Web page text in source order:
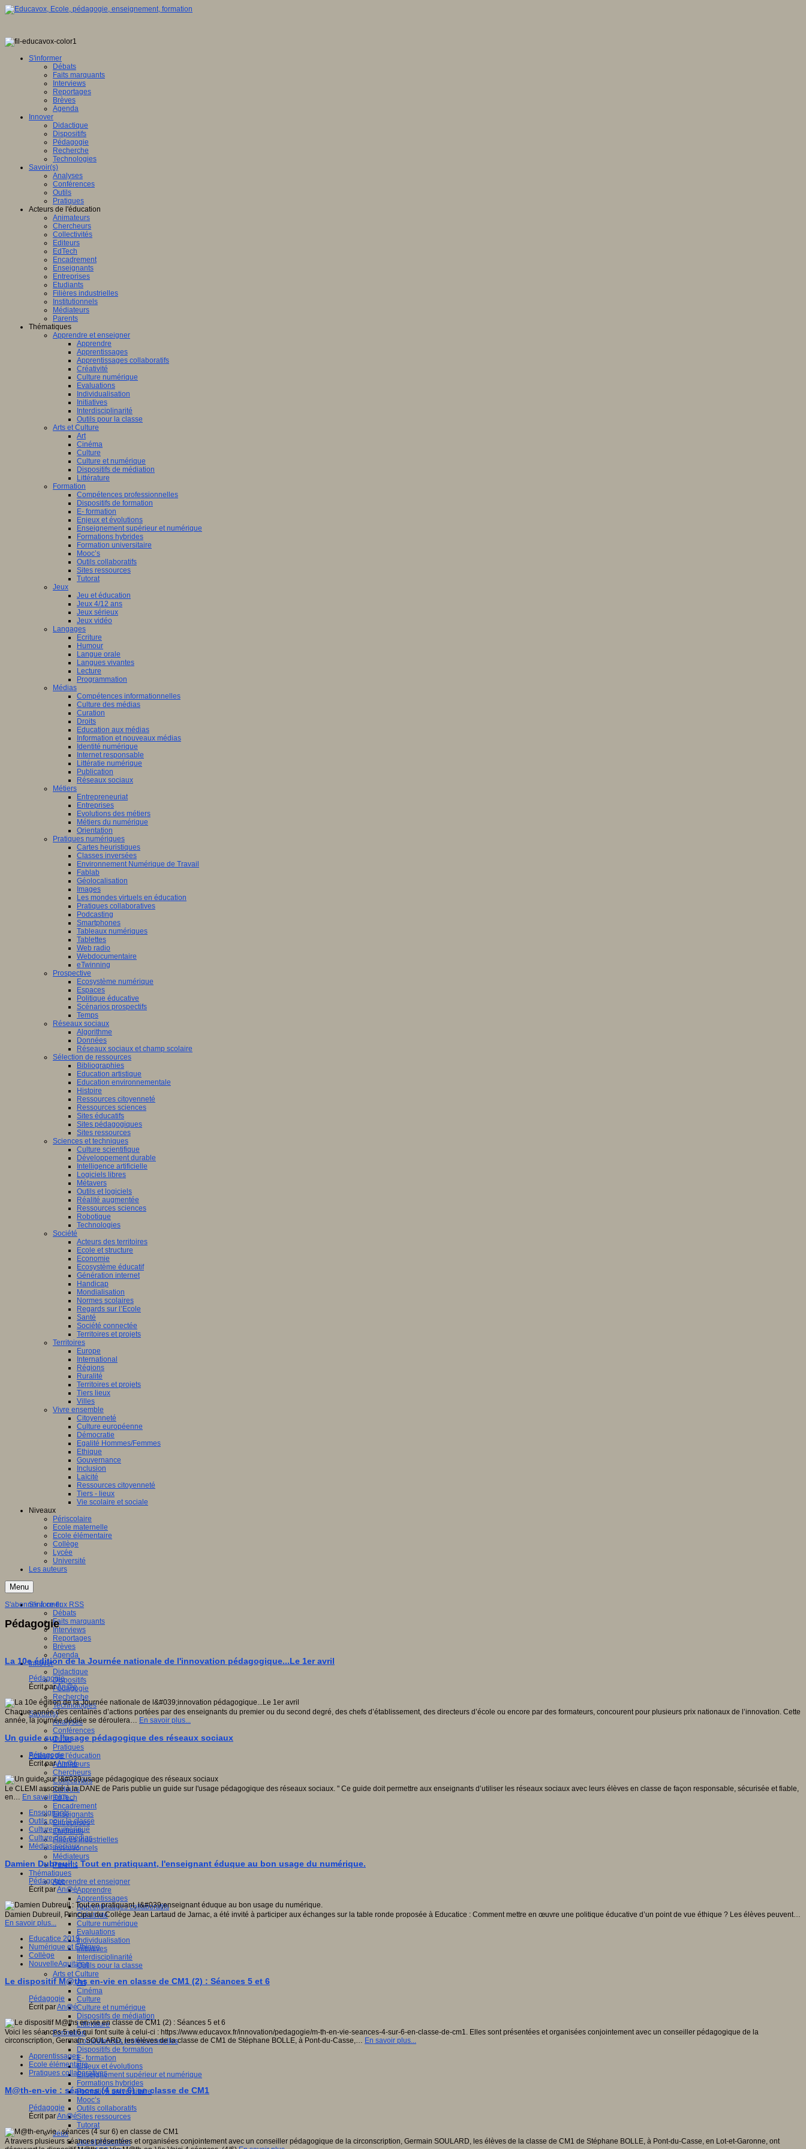
S'informer
Débats
Faits marquants
Interviews
Reportages
Brèves
Agenda
Innover
Didactique
Dispositifs
Pédagogie
Recherche
Technologies
Savoir(s)
Analyses
Conférences
Outils
Pratiques
Acteurs de l'éducation
Animateurs
Chercheurs
Collectivités
Editeurs
EdTech
Encadrement
Enseignants
Entreprises
Etudiants
Filières industrielles
Institutionnels
Médiateurs
Parents
Thématiques
Apprendre et enseigner
Apprendre
Apprentissages
Apprentissages collaboratifs
Créativité
Culture numérique
Evaluations
Individualisation
Initiatives
Interdisciplinarité
Outils pour la classe
Arts et Culture
Art
Cinéma
Culture
Culture et numérique
Dispositifs de médiation
Littérature
Formation
Compétences professionnelles
Dispositifs de formation
E- formation
Enjeux et évolutions
Enseignement supérieur et numérique
Formations hybrides
Formation universitaire
Mooc’s
Outils collaboratifs
Sites ressources
Tutorat
Jeux
Jeu et éducation
Jeux 4/12 ans
Jeux sérieux
Jeux vidéo
Langages
Ecriture
Humour
Langue orale
Langues vivantes
Lecture
Programmation
Médias
Compétences informationnelles
Culture des médias
Curation
Droits
Education aux médias
Information et nouveaux médias
Identité numérique
Internet responsable
Littératie numérique
Publication
Réseaux sociaux
Métiers
Entrepreneuriat
Entreprises
Evolutions des métiers
Métiers du numérique
Orientation
Pratiques numériques
Cartes heuristiques
Classes inversées
Environnement Numérique de Travail
Fablab
Géolocalisation
Images
Les mondes virtuels en éducation
Pratiques collaboratives
Podcasting
Smartphones
Tableaux numériques
Tablettes
Web radio
Webdocumentaire
eTwinning
Prospective
Ecosystème numérique
Espaces
Politique éducative
Scénarios prospectifs
Temps
Réseaux sociaux
Algorithme
Données
Réseaux sociaux et champ scolaire
Sélection de ressources
Bibliographies
Education artistique
Education environnementale
Histoire
Ressources citoyenneté
Ressources sciences
Sites éducatifs
Sites pédagogiques
Sites ressources
Sciences et techniques
Culture scientifique
Développement durable
Intelligence artificielle
Logiciels libres
Métavers
Outils et logiciels
Réalité augmentée
Ressources sciences
Robotique
Technologies
Société
Acteurs des territoires
Ecole et structure
Economie
Ecosystème éducatif
Génération internet
Handicap
Mondialisation
Normes scolaires
Regards sur l’Ecole
Santé
Société connectée
Territoires et projets
Territoires
Europe
International
Régions
Ruralité
Territoires et projets
Tiers lieux
Villes
Vivre ensemble
Citoyenneté
Culture européenne
Démocratie
Egalité Hommes/Femmes
Ethique
Gouvernance
Inclusion
Laïcité
Ressources citoyenneté
Tiers - lieux
Vie scolaire et sociale
Niveaux
Périscolaire
Ecole maternelle
Ecole élémentaire
Collège
Lycée
Université
Les auteurs
Menu
S'informer
Débats
Faits marquants
Interviews
Reportages
Brèves
Agenda
Innover
Didactique
Dispositifs
Pédagogie
Recherche
Technologies
Savoir(s)
Analyses
Conférences
Outils
Pratiques
Acteurs de l'éducation
Animateurs
Chercheurs
Collectivités
Editeurs
EdTech
Encadrement
Enseignants
Entreprises
Etudiants
Filières industrielles
Institutionnels
Médiateurs
Parents
Thématiques
Apprendre et enseigner
Apprendre
Apprentissages
Apprentissages collaboratifs
Créativité
Culture numérique
Evaluations
Individualisation
Initiatives
Interdisciplinarité
Outils pour la classe
Arts et Culture
Art
Cinéma
Culture
Culture et numérique
Dispositifs de médiation
Littérature
Formation
Compétences professionnelles
Dispositifs de formation
E- formation
Enjeux et évolutions
Enseignement supérieur et numérique
Formations hybrides
Formation universitaire
Mooc’s
Outils collaboratifs
Sites ressources
Tutorat
Jeux
Jeu et éducation
S'abonner à ce flux RSS
Pédagogie
La 10e édition de la Journée nationale de l'innovation pédagogique...Le 1er avril
Pédagogie
Écrit parAn@é
Chaque année des centaines d’actions portées par des enseignants du premier ou du second degré, des chefs d’établissement, des directeurs d’école ou encore par des formateurs, concourent pour plusieurs prix nationaux de l’innovation. Cette
année, la journée dédiée se déroulera… En savoir plus...
Un guide sur l'usage pédagogique des réseaux sociaux
Pédagogie
Écrit parAn@é
Le CLEMI associé à la DANE de Paris publie un guide sur l'usage pédagogique des réseaux sociaux. " Ce guide doit permettre aux enseignants d’utiliser les réseaux sociaux avec leurs élèves en classe de façon responsable, sécurisée et fiable,
en… En savoir plus...
Enseignants
Outils pour la classe
Culture numérique
Culture des médias
Médias sociaux
Damien Dubreuil : Tout en pratiquant, l'enseignant éduque au bon usage du numérique.
Pédagogie
Écrit parAn@é
Damien Dubreuil, Principal du Collège Jean Lartaud de Jarnac, a été invité à participer aux échanges sur la table ronde proposée à Educatice : Comment mettre en œuvre une politique éducative d’un point de vue éthique ? Les élèves peuvent…
En savoir plus...
Educatice 2019
Numérique et Ethique
Collège
NouvelleAquitaine
Le dispositif M@ths en-vie en classe de CM1 (2) : Séances 5 et 6
Pédagogie
Écrit parAn@é
Voici les séances 5 et 6 qui font suite à celui-ci : https://www.educavox.fr/innovation/pedagogie/m-th-en-vie-seances-4-sur-6-en-classe-de-cm1. Elles sont présentées et organisées conjointement avec un conseiller pédagogique de la
circonscription, Germain SOULARD, les élèves de la classe de CM1 de Stéphane BOLLE, à Pont-du-Casse,… En savoir plus...
Apprentissages
Ecole élémentaire
Pratiques collaboratives
M@th-en-vie : séances (4 sur 6) en classe de CM1
Pédagogie
Écrit parAn@é
A travers plusieurs séances présentées et organisées conjointement avec un conseiller pédagogique de la circonscription, Germain SOULARD, les élèves de la classe de CM1 de Stéphane BOLLE, à Pont-du-Casse, en Lot-et-Garonne, ont